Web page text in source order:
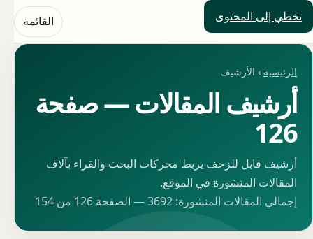
تخطي إلى المحتوى
حلول العالم القائمة
الرئيسية › الأرشيف
أرشيف المقالات — صفحة
126
أرشيف قابل للزحف يربط محركات البحث والقراء بآلاف
المقالات المنشورة في الموقع.
إجمالي المقالات المنشورة: 3692 — الصفحة 126 من 154